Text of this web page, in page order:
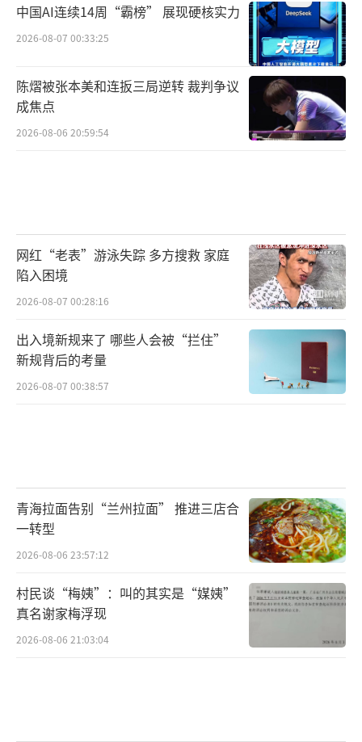
农户正在整齐划一的田垄间移栽葱苗。人民网
田垄间一捆捆待移栽的葱苗整齐码放。人民网
中国AI连续14周“霸榜” 展现硬核实力
2026-08-07 00:33:25
陈熠被张本美和连扳三局逆转 裁判争议
成焦点
2026-08-06 20:59:54
网红“老表”游泳失踪 多方搜救 家庭
陷入困境
2026-08-07 00:28:16
出入境新规来了 哪些人会被“拦住”
新规背后的考量
2026-08-07 00:38:57
青海拉面告别“兰州拉面” 推进三店合
一转型
2026-08-06 23:57:12
村民谈“梅姨”：叫的其实是“媒姨”
真名谢家梅浮现
2026-08-06 21:03:04